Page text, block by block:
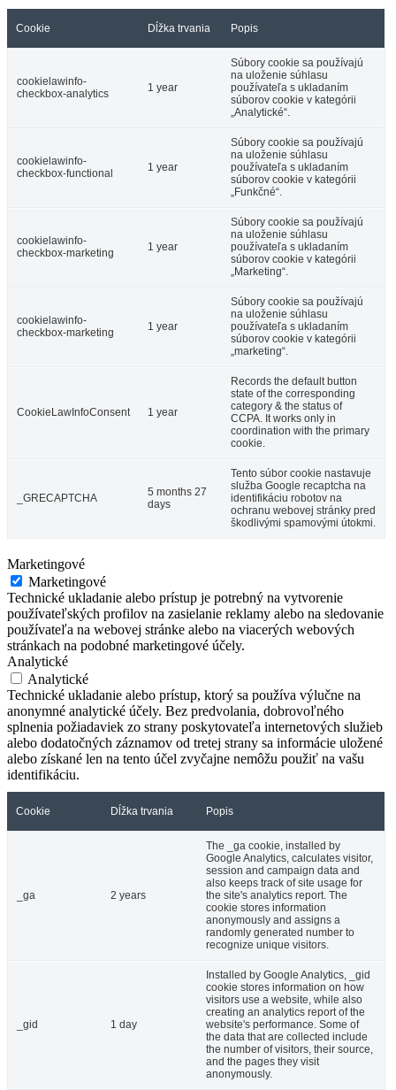
Cookie Dĺžka trvania Popis
cookielawinfo-
checkbox-analytics
1 year
Súbory cookie sa používajú
na uloženie súhlasu
používateľa s ukladaním
súborov cookie v kategórii
„Analytické“.
cookielawinfo-
checkbox-functional
1 year
Súbory cookie sa používajú
na uloženie súhlasu
používateľa s ukladaním
súborov cookie v kategórii
„Funkčné“.
cookielawinfo-
checkbox-marketing
1 year
Súbory cookie sa používajú
na uloženie súhlasu
používateľa s ukladaním
súborov cookie v kategórii
„Marketing“.
cookielawinfo-
checkbox-marketing
1 year
Súbory cookie sa používajú
na uloženie súhlasu
používateľa s ukladaním
súborov cookie v kategórii
„marketing“.
CookieLawInfoConsent 1 year
Records the default button
state of the corresponding
category & the status of
CCPA. It works only in
coordination with the primary
cookie.
_GRECAPTCHA
5 months 27
days
Tento súbor cookie nastavuje
služba Google recaptcha na
identifikáciu robotov na
ochranu webovej stránky pred
škodlivými spamovými útokmi.
Marketingové
Marketingové
Technické ukladanie alebo prístup je potrebný na vytvorenie
používateľských profilov na zasielanie reklamy alebo na sledovanie
používateľa na webovej stránke alebo na viacerých webových
stránkach na podobné marketingové účely.
Analytické
Analytické
Technické ukladanie alebo prístup, ktorý sa používa výlučne na
anonymné analytické účely. Bez predvolania, dobrovoľného
splnenia požiadaviek zo strany poskytovateľa internetových služieb
alebo dodatočných záznamov od tretej strany sa informácie uložené
alebo získané len na tento účel zvyčajne nemôžu použiť na vašu
identifikáciu.
Cookie Dĺžka trvania Popis
_ga 2 years
The _ga cookie, installed by
Google Analytics, calculates visitor,
session and campaign data and
also keeps track of site usage for
the site's analytics report. The
cookie stores information
anonymously and assigns a
randomly generated number to
recognize unique visitors.
_gid 1 day
Installed by Google Analytics, _gid
cookie stores information on how
visitors use a website, while also
creating an analytics report of the
website's performance. Some of
the data that are collected include
the number of visitors, their source,
and the pages they visit
anonymously.